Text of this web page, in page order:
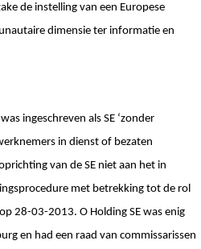
de instelling van een Europese
dimensie ter informatie en
ingeschreven als SE ‘zonder
in dienst of bezaten
van de SE niet aan het in
met betrekking tot de rol
28-03-2013. O Holding SE was enig
en had een raad van commissarissen